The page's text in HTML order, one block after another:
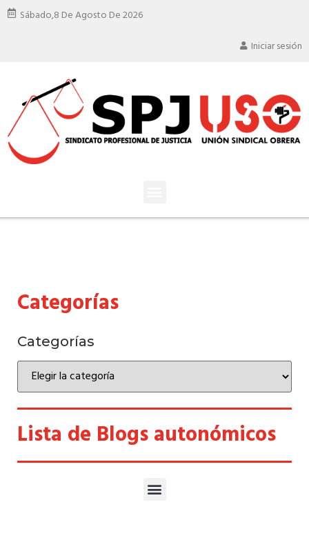
Sábado,8 De Agosto De 2026
Iniciar sesión
Categorías
Categorías
Lista de Blogs autonómicos